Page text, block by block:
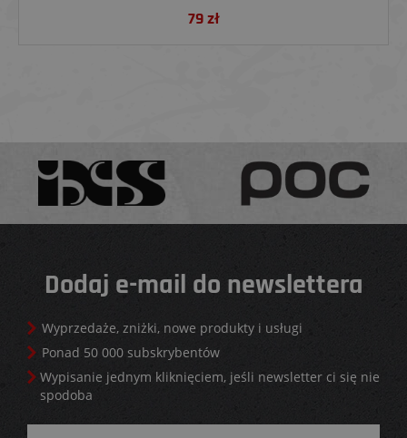
79zł
Dodaj e-mail do newslettera
Wyprzedaże, zniżki, nowe produkty i usługi
Ponad 50 000 subskrybentów
Wypisanie jednym kliknięciem, jeśli newsletter ci się nie
spodoba